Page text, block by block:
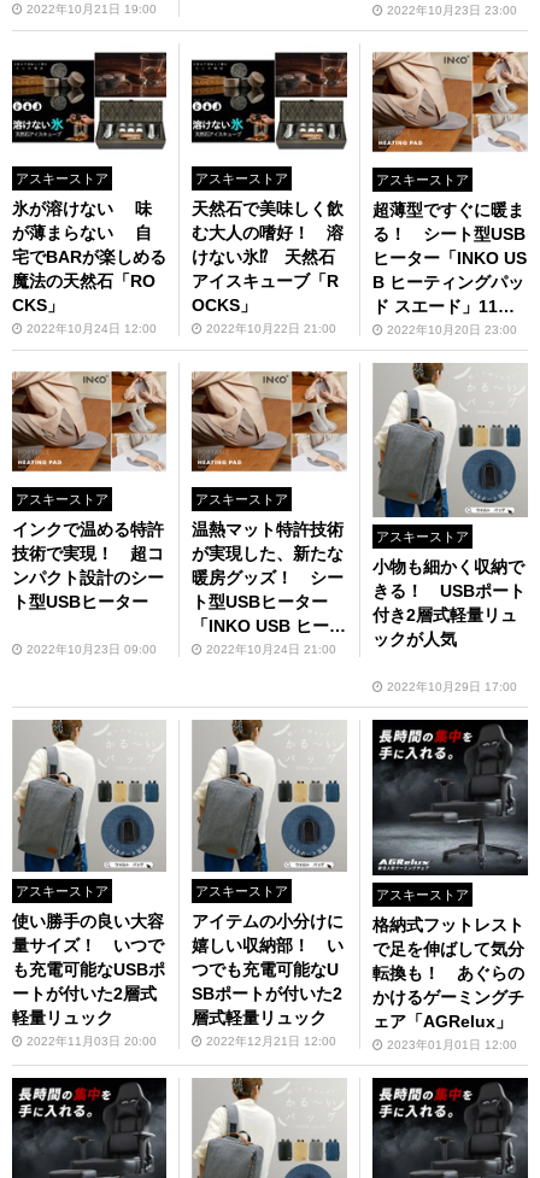
2022年10月21日 19:00 2022年10月23日 23:00
アスキーストア
氷が溶けない 味
が薄まらない 自
宅でBARが楽しめる
魔法の天然石「RO
CKS」
2022年10月24日 12:00
アスキーストア
天然石で美味しく飲
む大人の嗜好！ 溶
けない氷⁉ 天然石
アイスキューブ「R
OCKS」
2022年10月22日 21:00
アスキーストア
超薄型ですぐに暖ま
る！ シート型USB
ヒーター「INKO US
B ヒーティングパッ
ド スエード」11月
中旬発売（予約受付
中）
2022年10月20日 23:00
アスキーストア
インクで温める特許
技術で実現！ 超コ
ンパクト設計のシー
ト型USBヒーター
2022年10月23日 09:00
アスキーストア
温熱マット特許技術
が実現した、新たな
暖房グッズ！ シー
ト型USBヒーター
「INKO USB ヒーテ
ィングパッド スエ
2022年10月24日 21:00
アスキーストア
小物も細かく収納で
きる！ USBポート
付き2層式軽量リュ
ックが人気
2022年10月29日 17:00
アスキーストア
使い勝手の良い大容
量サイズ！ いつで
も充電可能なUSBポ
ートが付いた2層式
軽量リュック
2022年11月03日 20:00
アスキーストア
アイテムの小分けに
嬉しい収納部！ い
つでも充電可能なU
SBポートが付いた2
層式軽量リュック
2022年12月21日 12:00
アスキーストア
格納式フットレスト
で足を伸ばして気分
転換も！ あぐらの
かけるゲーミングチ
ェア「AGRelux」
2023年01月01日 12:00